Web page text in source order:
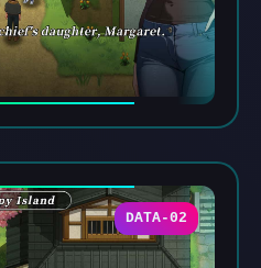
DATA-02